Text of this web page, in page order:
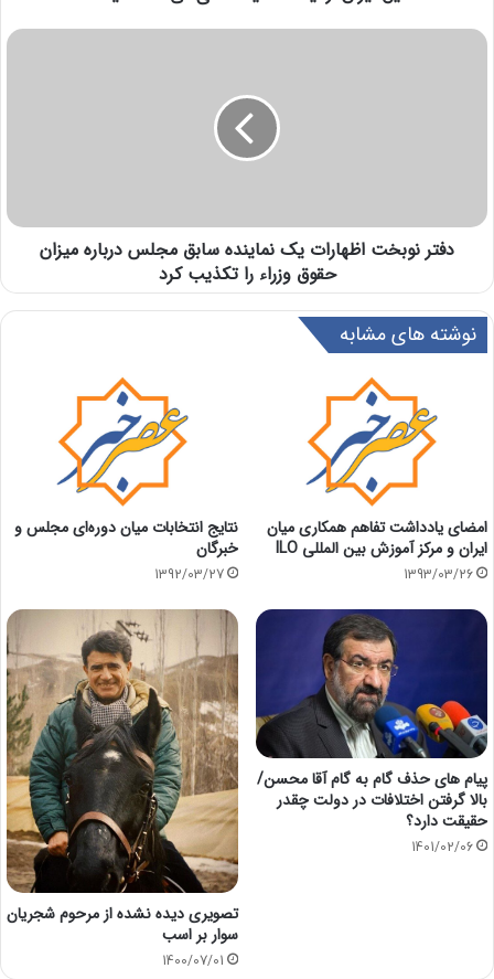
دفتر نوبخت اظهارات یک نماینده سابق مجلس درباره میزان
حقوق وزراء را تکذیب کرد
نوشته های مشابه
امضای یادداشت تفاهم همکاری میان
ایران و مرکز آموزش بین المللی ILO
1393/03/26
نتایج انتخابات میان دوره‌ای مجلس و
خبرگان
1392/03/27
پیام های حذف گام به گام آقا محسن/
بالا گرفتن اختلافات در دولت چقدر
حقیقت دارد؟
1401/02/06
تصویری دیده نشده از مرحوم شجریان
سوار بر اسب
1400/07/01